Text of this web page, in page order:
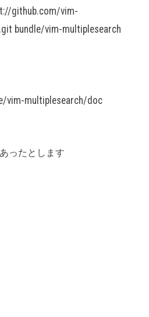
github.com/vim-
bundle/vim-multiplesearch
vim-multiplesearch/doc
ったとします